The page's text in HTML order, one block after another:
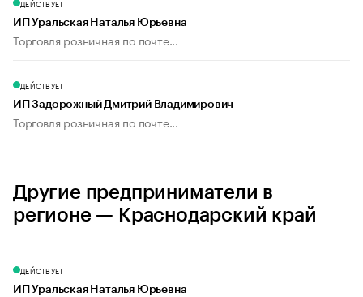
ДЕЙСТВУЕТ
ИП Уральская Наталья Юрьевна
Торговля розничная по почте...
ДЕЙСТВУЕТ
ИП Задорожный Дмитрий Владимирович
Торговля розничная по почте...
Другие предприниматели в
регионе — Краснодарский край
ДЕЙСТВУЕТ
ИП Уральская Наталья Юрьевна